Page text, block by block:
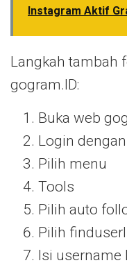
Instagram Aktif
Langkah tambah
gogram.ID:
Buka web
Login
Pilih menu
Tools
Pilih auto
Pilih
Isi username